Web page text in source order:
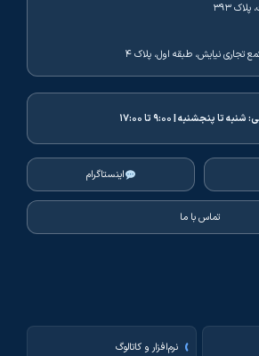
۳۹۳
تجاری نیایش، طبقه اول، پلاک ۴
شنبه تا پنجشنبه | ۹:۰۰ تا ۱۷:۰۰
اینستاگرام
تماس با ما
نرم‌افزار و کاتالوگ